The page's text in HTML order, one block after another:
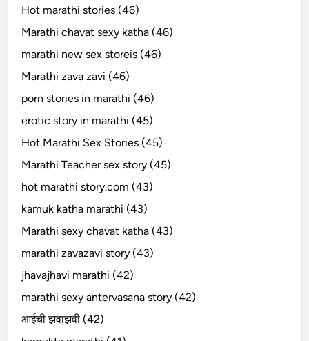
Hot marathi stories (46)
Marathi chavat sexy katha (46)
marathi new sex storeis (46)
Marathi zava zavi (46)
porn stories in marathi (46)
erotic story in marathi (45)
Hot Marathi Sex Stories (45)
Marathi Teacher sex story (45)
hot marathi story.com (43)
kamuk katha marathi (43)
Marathi sexy chavat katha (43)
marathi zavazavi story (43)
jhavajhavi marathi (42)
marathi sexy antervasana story (42)
आईची झवाझवी (42)